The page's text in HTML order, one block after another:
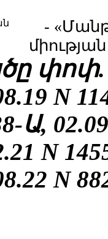
-
փոփ.
N
Ա,
N
N